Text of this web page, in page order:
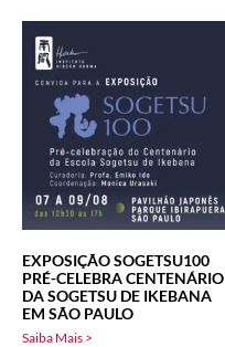
EXPOSIÇÃO SOGETSU100
PRÉ-CELEBRA CENTENÁRIO
DA SOGETSU DE IKEBANA
EM SÃO PAULO
Saiba Mais >